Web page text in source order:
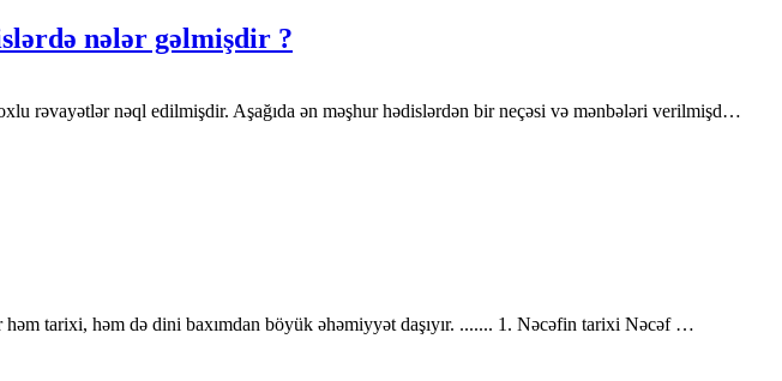
nələr gəlmişdir ?
rəvayətlər nəql edilmişdir. Aşağıda ən məşhur hədislərdən bir neçəsi və mənbələri verilmişd…
tarixi, həm də dini baxımdan böyük əhəmiyyət daşıyır. ....... 1. Nəcəfin tarixi Nəcəf …